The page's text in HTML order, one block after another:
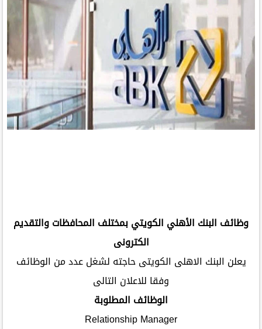
وظائف البنك الأهلي الكويتي بمختلف المحافظات والتقديم
الكترونى
يعلن البنك الاهلى الكويتى حاجته لشغل عدد من الوظائف
وفقا للاعلان التالى
الوظائف المطلوبة
Relationship Manager